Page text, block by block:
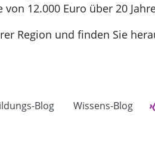
12.000 Euro über 20
Region und finden Sie
Blog Wissens-Blog